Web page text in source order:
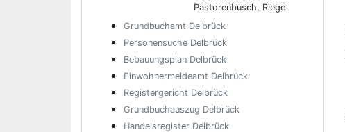
Pastorenbusch, Riege
Grundbuchamt Delbrück
Personensuche Delbrück
Bebauungsplan Delbrück
Einwohnermeldeamt Delbrück
Registergericht Delbrück
Grundbuchauszug Delbrück
Handelsregister Delbrück